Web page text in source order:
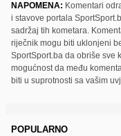
NAPOMENA: Komentari
i stavove portala
sadržaj tih kometara.
riječnik mogu biti uklonjeni
SportSport.ba da obriše sve
mogućnost da među
biti u suprotnosti sa vašim
POPULARNO